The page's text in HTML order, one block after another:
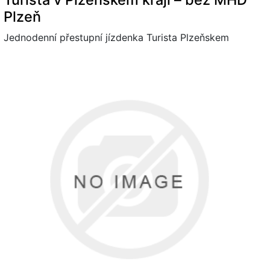
Plzeň
Jednodenní přestupní jízdenka Turista Plzeňskem